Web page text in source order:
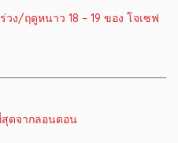
วง/ฤดูหนาว 18 – 19 ของ โจเซฟ
ดจากลอนดอน